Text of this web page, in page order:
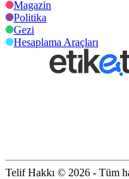
Magazin
Politika
Gezi
Hesaplama Araçları
Telif Hakkı © 2026 - Tüm